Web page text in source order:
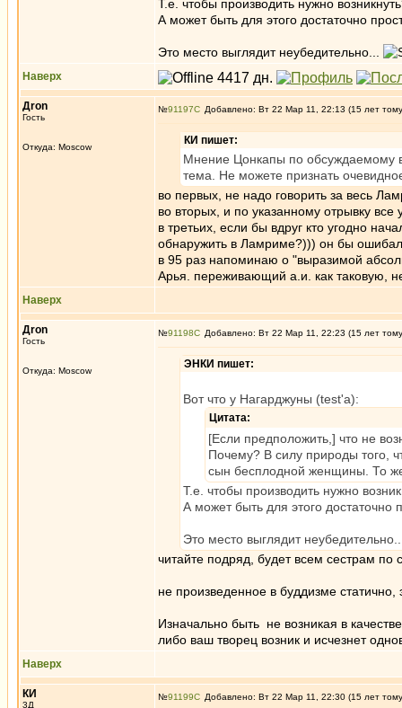
Т.е. чтобы производить нужно
А может быть для этого достаточно
Это место выглядит неубедительно...
Наверх
Дron
Гость
Откуда: Moscow
№91197 Добавлено: Вт 22 Мар 11, 22:13 (15 лет
КИ пишет:
Мнение Цонкапы по обсуждаемому
тема. Не можете признать
во первых, не надо говорить за весь
во вторых, и по указанному отрывку все
в третьих, если бы вдруг кто угодно
обнаружить в Ламриме?))) он бы
в 95 раз напоминаю о "выразимой
Арья. переживающий а.и. как таковую,
Наверх
Дron
Гость
Откуда: Moscow
№91198 Добавлено: Вт 22 Мар 11, 22:23 (15 лет
ЭНКИ пишет:
Вот что у Нагарджуны (test'a):
Цитата:
[Если предположить,] что не
Почему? В силу природы того,
сын бесплодной женщины. То
Т.е. чтобы производить нужно
А может быть для этого достаточно
Это место выглядит
читайте подряд, будет всем сестрам по
не произведенное в буддизме
Изначально быть не возникая в
либо ваш творец возник и исчезнет
Наверх
КИ
3Д
№91199 Добавлено: Вт 22 Мар 11, 22:30 (15 лет